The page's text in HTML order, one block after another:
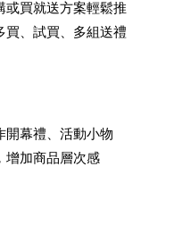
或買就送方案輕鬆推
買、試買、多組送禮
開幕禮、活動小物
增加商品層次感